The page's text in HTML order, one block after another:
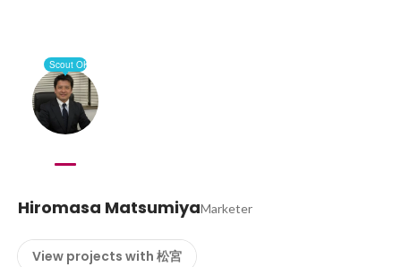
Scout OK
Hiromasa MatsumiyaMarketer
View projects with 松宮